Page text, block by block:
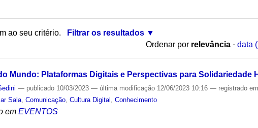
ao seu critério.
Filtrar os resultados
Ordenar por relevância · data
Mundo: Plataformas Digitais e Perspectivas para Solidariedade
— publicado 10/03/2023— última modificação 12/06/2023 10:16— registrado
Sala ,Comunicação ,Cultura Digital ,Conhecimento
em EVENTOS